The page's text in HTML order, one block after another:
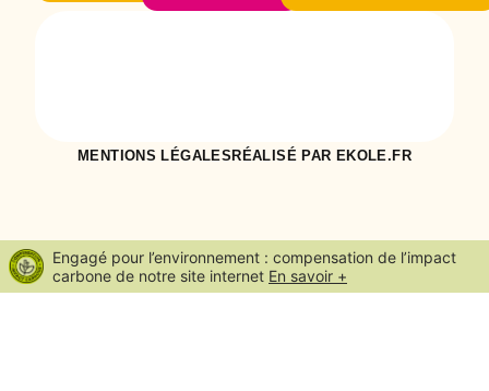
MENTIONS LÉGALES RÉALISÉ PAR EKOLE.FR
Engagé pour l’environnement : compensation de l’impact
carbone de notre site internet En savoir +